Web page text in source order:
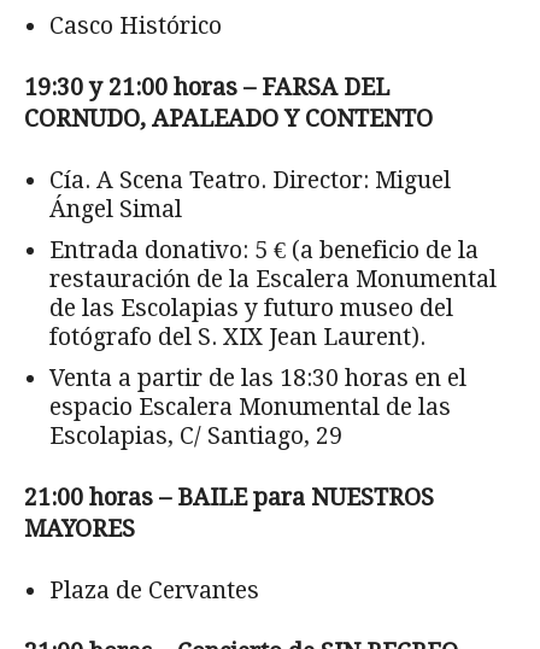
Casco Histórico
19:30 y 21:00 horas – FARSA DEL
CORNUDO, APALEADO Y CONTENTO
Cía. A Scena Teatro. Director: Miguel
Ángel Simal
Entrada donativo: 5 € (a beneficio de la
restauración de la Escalera Monumental
de las Escolapias y futuro museo del
fotógrafo del S. XIX Jean Laurent).
Venta a partir de las 18:30 horas en el
espacio Escalera Monumental de las
Escolapias, C/ Santiago, 29
21:00 horas – BAILE para NUESTROS
MAYORES
Plaza de Cervantes